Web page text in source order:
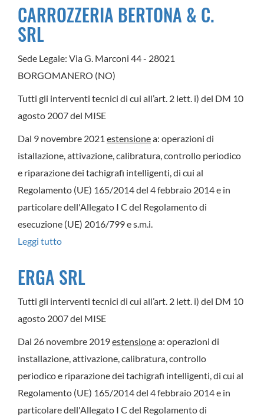
CARRI
CARROZZERIA BERTONA & C.
SRL
Sede Legale: Via G. Marconi 44 - 28021
BORGOMANERO (NO)
Tutti gli interventi tecnici di cui all’art. 2 lett. i) del DM 10
agosto 2007 del MISE
Dal 9 novembre 2021 estensionea: operazioni di
istallazione, attivazione, calibratura, controllo periodico
e riparazione dei tachigrafi intelligenti, di cui al
Regolamento (UE) 165/2014 del 4 febbraio 2014 e in
particolare dell'Allegato I C del Regolamento di
esecuzione (UE) 2016/799 e s.m.i.
Leggi tutto
BERTONA
ERGA SRL
Tutti gli interventi tecnici di cui all’art. 2 lett. i) del DM 10
agosto 2007 del MISE
Dal 26 novembre 2019estensionea: operazioni di
installazione, attivazione, calibratura, controllo
periodico e riparazione dei tachigrafi intelligenti, di cui al
Regolamento (UE) 165/2014 del 4 febbraio 2014 e in
particolare dell'Allegato I C del Regolamento di